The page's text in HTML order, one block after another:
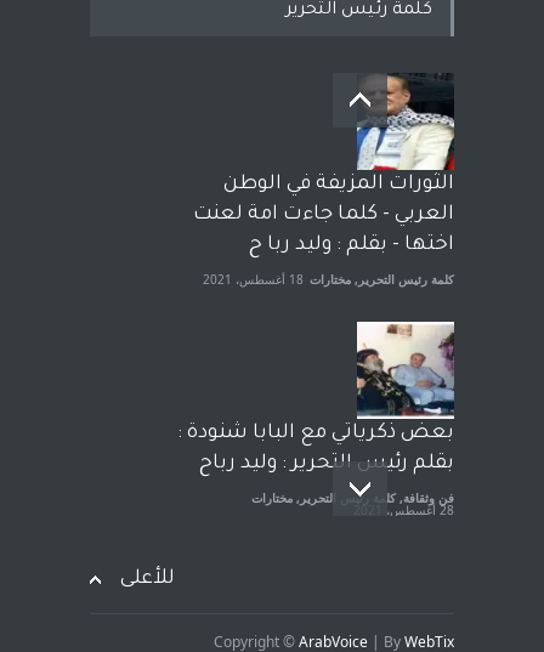
بعد معارك قضائية طاحنة كتب
وترافع فيها بنفسه مرة اخرى..
الشيخ طارق يوسف يقهر
الحكومة الأمريكية ، فأعطوه
الجنسية عن يد وهم صاغرون،
آراء حرة مختارات 7 أبريل، 2023
كلمة رئيس التحرير
الثورات المزيفة في الوطن
العربي - كلما جاءت امة لعنت
اختها - بقلم : وليد ربا ح
كلمة رئيس التحرير , مختارات 18 أغسطس، 2021
بعض ذكرياتي مع البابا شنودة :
بقلم رئيس التحرير : وليد رباح
فن وثقافة, كلمة رئيس التحرير , مختارات
28 أغسطس، 2021
للأعلى
Copyright ©ArabVoice | ByWebTix